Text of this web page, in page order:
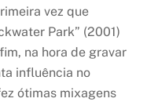
vez que
Park” (2001)
na hora de gravar
influência no
ótimas mixagens